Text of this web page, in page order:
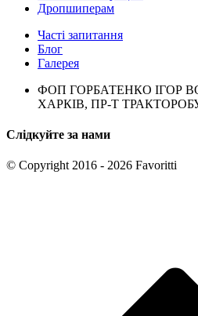
Дропшиперам
Часті запитання
Блог
Галерея
ФОП ГОРБАТЕНКО ІГОР
ХАРКІВ, ПР-Т
Слідкуйте за нами
© Copyright 2016 - 2026 Favoritti